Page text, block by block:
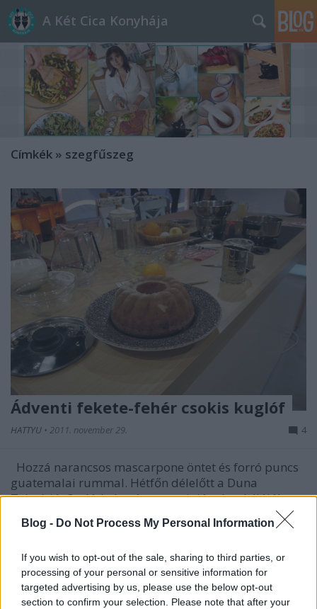
Blog - Do Not Process My Personal Information
If you wish to opt-out of the sale, sharing to third parties, or
processing of your personal or sensitive information for
targeted advertising by us, please use the below opt-out
section to confirm your selection. Please note that after your
A Két Cica Konyhája
Címkék » szegfűszeg
Ádventi fekete-fehér csokis kuglóf
HATTYU • 2011. november 29. 4
Hozzá narancsos mascarpone öntet és forró puncs
guatemalai rummal. Hétfőn délelőtt a Duna
Televízió Család - barát magazinjának stúdiójában
vendégeskedtem, ahová egy kis megkésett ádventi
hangulatot próbáltam varázsolni. Fekete-fehér